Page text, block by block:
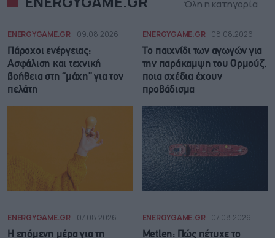
Όλη η κατηγορία
ENERGYGAME.GR 09.08.2026
Πάροχοι ενέργειας:
Ασφάλιση και τεχνική
βοήθεια στη “μάχη” για τον
πελάτη
ENERGYGAME.GR 08.08.2026
Το παιχνίδι των αγωγών για
την παράκαμψη του Ορμούζ,
ποια σχέδια έχουν
προβάδισμα
ENERGYGAME.GR 07.08.2026
Η επόμενη μέρα για τη
ENERGYGAME.GR 07.08.2026
Metlen: Πώς πέτυχε το